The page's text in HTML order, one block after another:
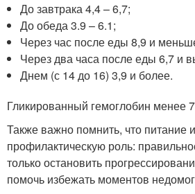
До завтрака 4,4 – 6,7;
До обеда 3.9 – 6.1;
Через час после еды 8,9 и
Через два часа после еды 6,7 и
Днем (с 14 до 16) 3,9 и более.
Гликированный гемоглобин менее
Также важно помнить, что питание
профилактическую роль:
только остановить
помочь избежать моментов